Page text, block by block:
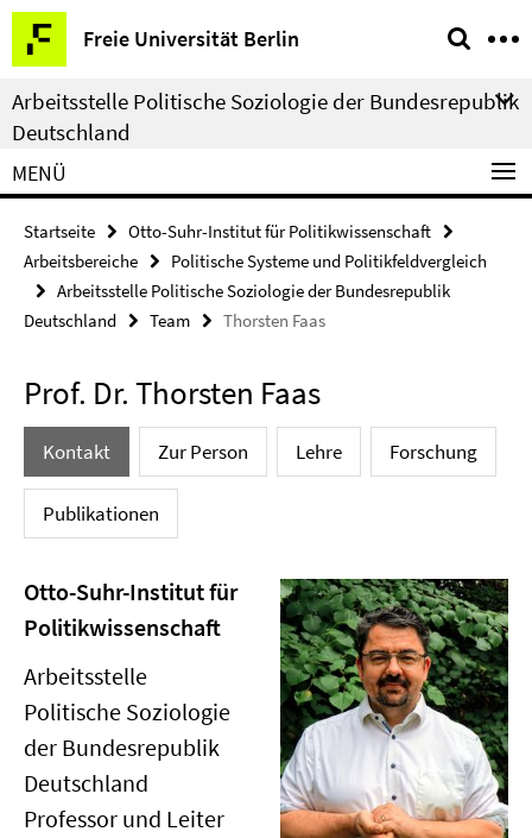
Springe
direkt
zu
Inhalt
Freie Universität Berlin
Service-
Navigation
Arbeitsstelle Politische Soziologie der Bundesrepublik
Deutschland
MENÜ
Startseite
Otto-Suhr-Institut für Politikwissenschaft
Arbeitsbereiche
Politische Systeme und Politikfeldvergleich
Arbeitsstelle Politische Soziologie der Bundesrepublik
Deutschland
Team Thorsten Faas
Prof. Dr. Thorsten Faas
Kontakt Zur Person Lehre Forschung
Publikationen
Otto-Suhr-Institut für
Politikwissenschaft
Arbeitsstelle
Politische Soziologie
der Bundesrepublik
Deutschland
Professor und Leiter